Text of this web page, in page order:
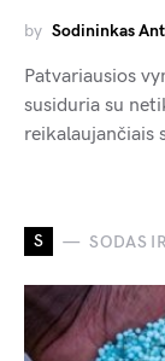
by Sodininkas
Patvariausios
susiduria su
reikalaujančiais
S SODAS